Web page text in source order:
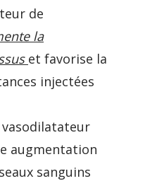
de
la
et favorise la
injectées
augmentation
sanguins